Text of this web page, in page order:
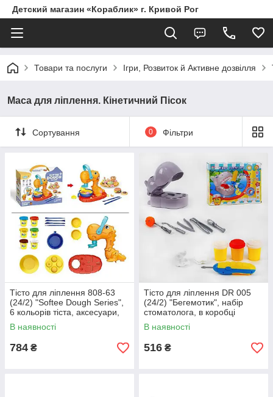
Детский магазин «Кораблик» г. Кривой Рог
Товари та послуги Ігри, Розвиток й Активне дозвілля
Маса для ліплення. Кінетичний Пісок
Сортування 0 Фільтри
Тісто для ліплення 808-63
(24/2) "Softee Dough Series",
6 кольорів тіста, аксесуари,
прес, в коробці
В наявності
784 ₴
Тісто для ліплення DR 005
(24/2) "Бегемотик", набір
стоматолога, в коробці
В наявності
516 ₴